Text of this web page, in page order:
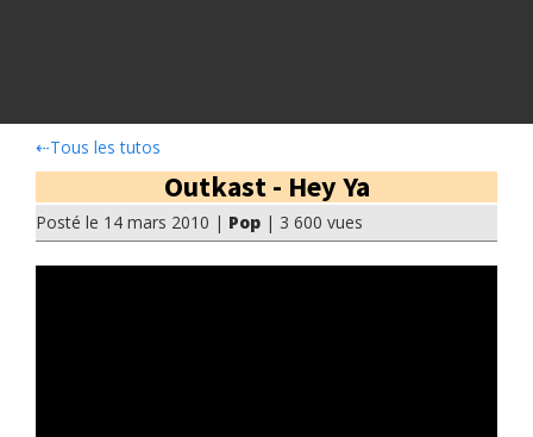
⇠Tous les tutos
Outkast - Hey Ya
Posté le 14 mars 2010 | Pop | 3 600 vues